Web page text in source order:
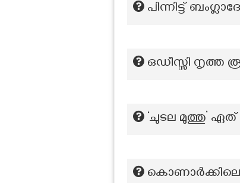
പിന്നിട്ട്
ഒഡീസ്സി നൃത്ത
‘ചുടല മുത്തു’
കൊണാർക്കിലെ